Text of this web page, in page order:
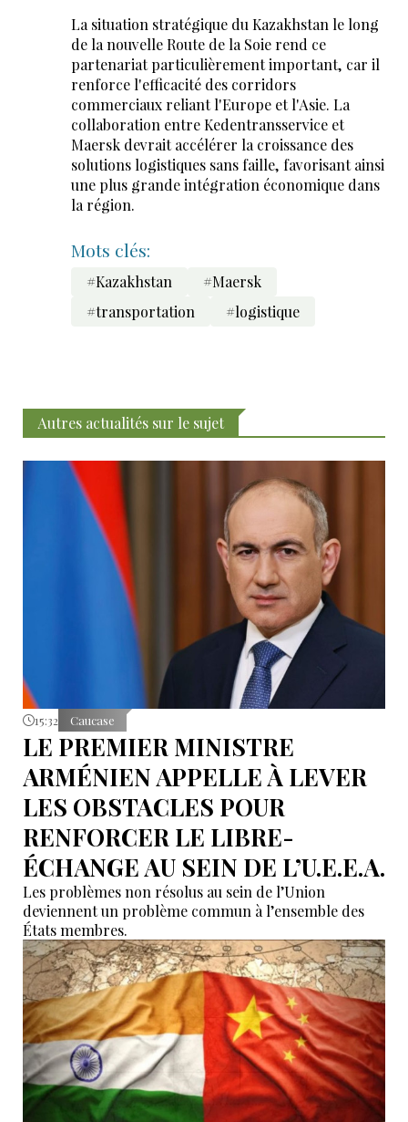
La situation stratégique du Kazakhstan le long
de la nouvelle Route de la Soie rend ce
partenariat particulièrement important, car il
renforce l'efficacité des corridors
commerciaux reliant l'Europe et l'Asie. La
collaboration entre Kedentransservice et
Maersk devrait accélérer la croissance des
solutions logistiques sans faille, favorisant ainsi
une plus grande intégration économique dans
la région.
Mots clés:
#Kazakhstan
#Maersk
#transportation
#logistique
Autres actualités sur le sujet
15:32 Caucase
LE PREMIER MINISTRE
ARMÉNIEN APPELLE À LEVER
LES OBSTACLES POUR
RENFORCER LE LIBRE-
ÉCHANGE AU SEIN DE L’U.E.E.A.
Les problèmes non résolus au sein de l’Union
deviennent un problème commun à l’ensemble des
États membres.